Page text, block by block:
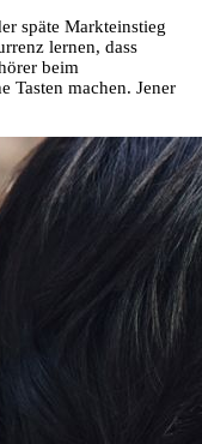
späte Markteinstieg
lernen, dass
beim
Tasten machen. Jener